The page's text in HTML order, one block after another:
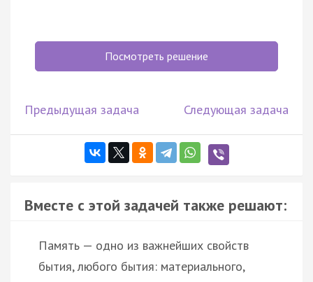
Посмотреть решение
Предыдущая задача Следующая задача
Вместе с этой задачей также решают:
Память — одно из важнейших свойств
бытия, любого бытия: материального,